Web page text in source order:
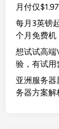
月付仅$1.97
每月3英镑
个月免费机
想试试高端
验，有试用
亚洲服务器
务器方案解